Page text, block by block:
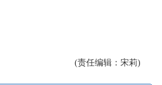
(责任编辑：宋莉)